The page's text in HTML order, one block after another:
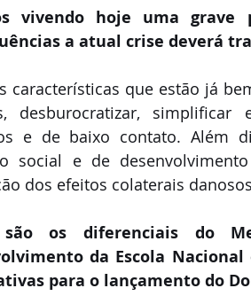
vivendo hoje uma
a atual crise deverá
características que estão já
desburocratizar,
e de baixo contato. Além
social e de
dos efeitos colaterais
os diferenciais do
da Escola
para o lançamento do